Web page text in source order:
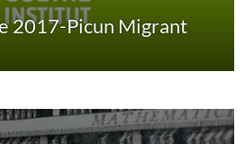
2017-Picun Migrant